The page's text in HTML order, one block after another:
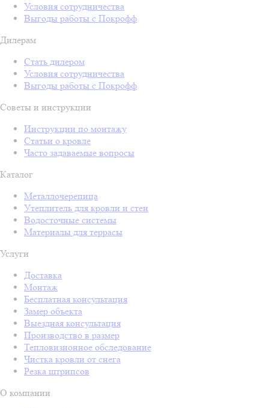
Условия сотрудничества
Выгоды работы с Покрофф
Дилерам
Стать дилером
Условия сотрудничества
Выгоды работы с Покрофф
Советы и инструкции
Инструкции по монтажу
Статьи о кровле
Часто задаваемые вопросы
Каталог
Металлочерепица
Утеплитель для кровли и стен
Водосточные системы
Материалы для террасы
Услуги
Доставка
Монтаж
Бесплатная консультация
Замер объекта
Выездная консультация
Производство в размер
Тепловизионное обследование
Чистка кровли от снега
Резка штрипсов
О компании